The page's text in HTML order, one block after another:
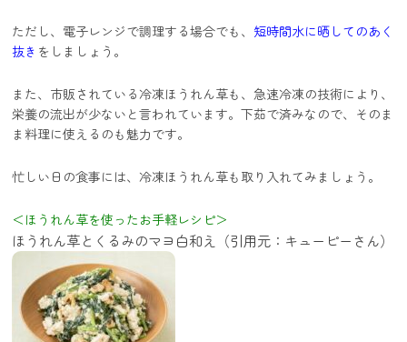
ただし、電子レンジで調理する場合でも、 短時間水に晒してのあく
抜き をしましょう。
また、市販されている冷凍ほうれん草も、急速冷凍の技術により、
栄養の流出が少ないと言われています。下茹で済みなので、そのま
ま料理に使えるのも魅力です。
忙しい日の食事には、冷凍ほうれん草も取り入れてみましょう。
＜ほうれん草を使ったお手軽レシピ＞
ほうれん草とくるみのマヨ白和え（引用元：キューピーさん）